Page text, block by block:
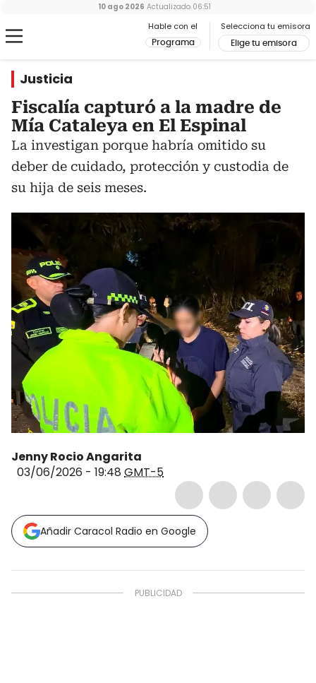
Hable con el
Programa
Selecciona tu emisora
Elige tu emisora
10 ago 2026 Actualizado 06:51
Justicia
Fiscalía capturó a la madre de
Mía Cataleya en El Espinal
La investigan porque habría omitido su
deber de cuidado, protección y custodia de
su hija de seis meses.
Jenny Rocio Angarita
03/06/2026 - 19:48 GMT-5
Añadir Caracol Radio en Google